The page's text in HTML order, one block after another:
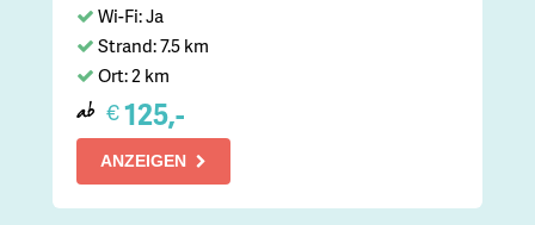
Wi-Fi: Ja
Strand: 7.5 km
Ort: 2 km
ab €125,-
ANZEIGEN